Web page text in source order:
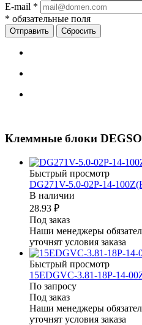
E-mail *
* обязательные поля
Сбросить
Клеммные блоки
Быстрый просмотр
DG271V-5.0-02P-14-
В наличии
28.93 ₽
Под заказ
Наши менеджеры
уточнят условия заказа
Быстрый просмотр
15EDGVC-3.81-18P-14-
По запросу
Под заказ
Наши менеджеры
уточнят условия заказа